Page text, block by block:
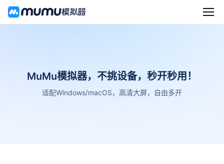
MuMu模拟器，不挑设备，秒开秒用！
适配Windows/macOS，高清大屏，自由多开